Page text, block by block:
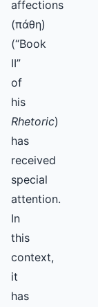
affections
(πάθη)
(“Book
II”
of
his
Rhetoric)
has
received
special
attention.
In
this
context,
it
has